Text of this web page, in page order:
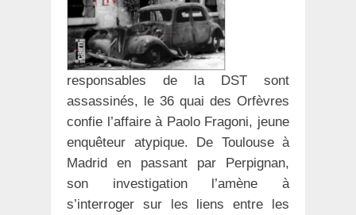
responsables de la DST sont
assassinés, le 36 quai des Orfèvres
confie l’affaire à Paolo Fragoni, jeune
enquêteur atypique. De Toulouse à
Madrid en passant par Perpignan,
son investigation l’amène à
s’interroger sur les liens entre les